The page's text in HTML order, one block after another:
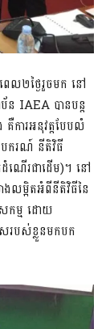
េល២ថ្ងៃរួចមក នៅ
ន IAEA បានបន្ត
គឺការអនុវត្តបែបលំ
បករណ៍ នីតិវិធី
ដំណើរជាដើម)។ នៅ
ាងលម្អិតអំពីនីតិវិធីនៃ
កម្ម ដោយ
បស់ខ្លួនមកបក